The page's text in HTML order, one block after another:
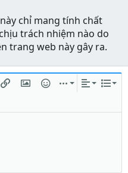
chỉ mang tính chất
trách nhiệm nào do
trang web này gây ra.